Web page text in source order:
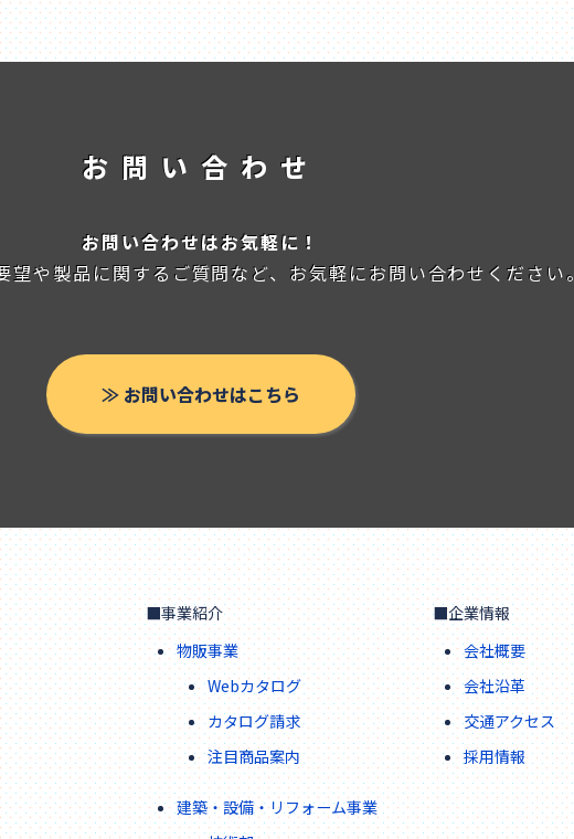
お問い合わせ
お問い合わせはお気軽に！
望や製品に関するご質問など、お気軽にお問い合わせください。
≫ お問い合わせはこちら
■事業紹介
物販事業
Webカタログ
カタログ請求
注目商品案内
建築・設備・リフォーム事業
■企業情報
会社概要
会社沿革
交通アクセス
採用情報